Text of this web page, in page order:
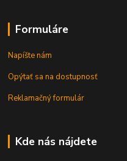
Formuláre
Napíšte nám
Opýtať sa na dostupnosť
Reklamačný formulár
Kde nás nájdete